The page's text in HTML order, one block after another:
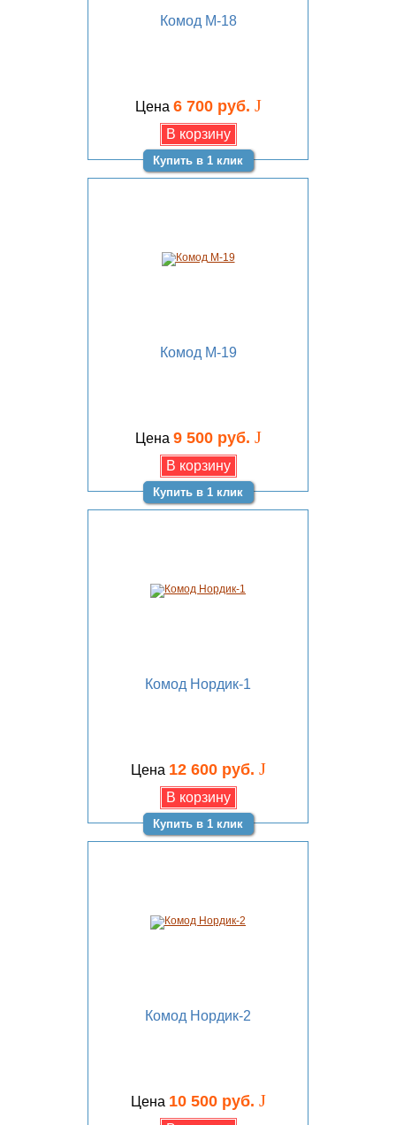
Комод М-18
Цена 6 700 руб. J
Купить в 1 клик
Комод М-19
Цена 9 500 руб. J
Купить в 1 клик
Комод Нордик-1
Цена 12 600 руб. J
Купить в 1 клик
Комод Нордик-2
Цена 10 500 руб. J